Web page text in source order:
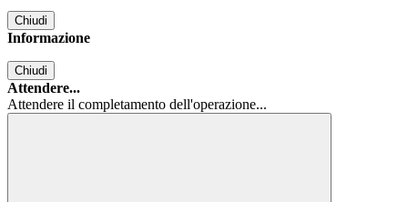
Chiudi
Informazione
Chiudi
Attendere...
Attendere il completamento dell'operazione...